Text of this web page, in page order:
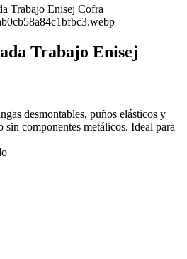
Trabajo Enisej
desmontables, puños elásticos y
componentes metálicos. Ideal para